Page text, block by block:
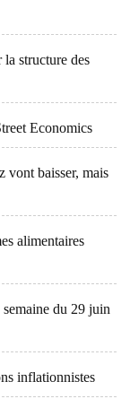
structure des
Economics
vont baisser, mais
alimentaires
semaine du 29 juin
inflationnistes